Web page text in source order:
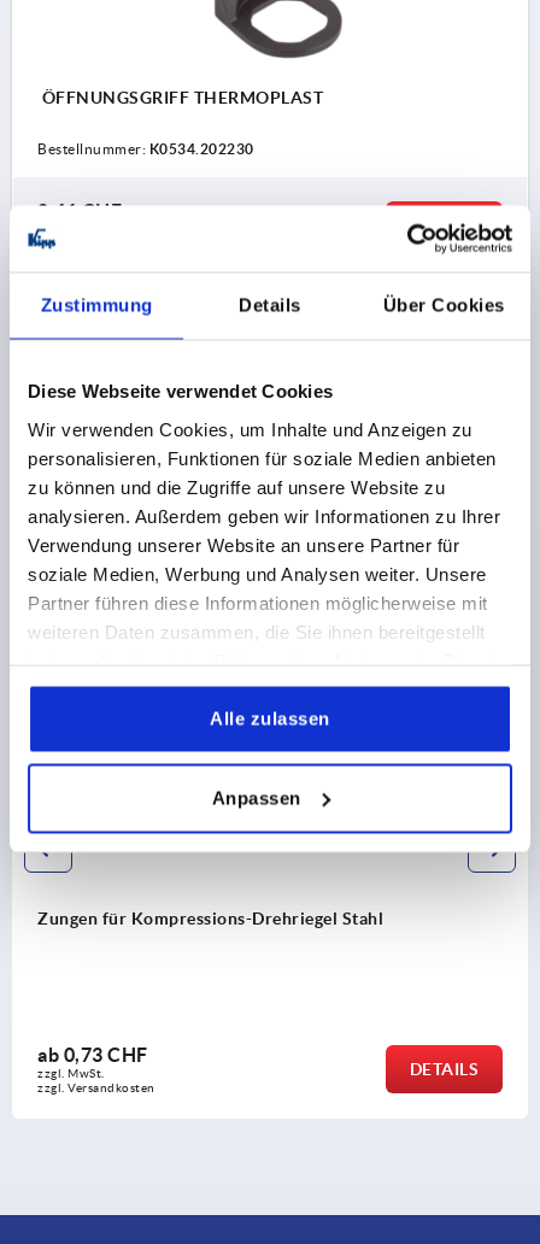
Zustimmung Details Über Cookies
Diese Webseite verwendet Cookies
Wir verwenden Cookies, um Inhalte und Anzeigen zu
personalisieren, Funktionen für soziale Medien anbieten
zu können und die Zugriffe auf unsere Website zu
analysieren. Außerdem geben wir Informationen zu Ihrer
Verwendung unserer Website an unsere Partner für
soziale Medien, Werbung und Analysen weiter. Unsere
Partner führen diese Informationen möglicherweise mit
weiteren Daten zusammen, die Sie ihnen bereitgestellt
gesammelt haben.
Alle zulassen
Anpassen
ÖFFNUNGSGRIFF THERMOPLAST
Bestellnummer: K0534.202230
0,41 CHF
zzgl. MwSt.
zzgl. Versandkosten
DETAILS
PRODUKTDETAILS
DOWNLOADS
Zungen für Kompressions-Drehriegel Stahl
ab 0,73 CHF
zzgl. MwSt.
zzgl. Versandkosten
DETAILS